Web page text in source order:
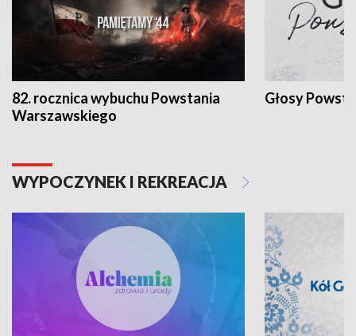
82. rocznica wybuchu Powstania
Warszawskiego
Głosy
WYPOCZYNEK I REKREACJA